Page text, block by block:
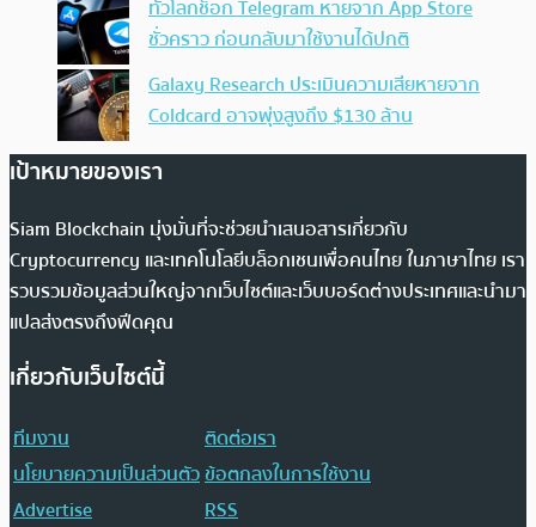
ทั่วโลกช็อก Telegram หายจาก App Store
ชั่วคราว ก่อนกลับมาใช้งานได้ปกติ
Galaxy Research ประเมินความเสียหายจาก
Coldcard อาจพุ่งสูงถึง $130 ล้าน
เป้าหมายของเรา
Siam Blockchain มุ่งมั่นที่จะช่วยนำเสนอสารเกี่ยวกับ
Cryptocurrency และเทคโนโลยีบล็อกเชนเพื่อคนไทย ในภาษาไทย เรา
รวบรวมข้อมูลส่วนใหญ่จากเว็บไซต์และเว็บบอร์ดต่างประเทศและนำมา
แปลส่งตรงถึงฟีดคุณ
เกี่ยวกับเว็บไซต์นี้
ทีมงาน
ติดต่อเรา
นโยบายความเป็นส่วนตัวข้อตกลงในการใช้งาน
Advertise
RSS